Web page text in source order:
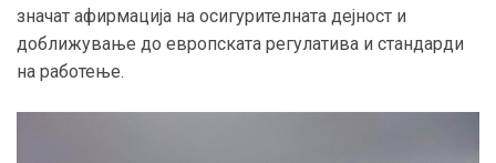
значат афирмација на осигурителната дејност и
доближување до европската регулатива и стандарди
на работење.